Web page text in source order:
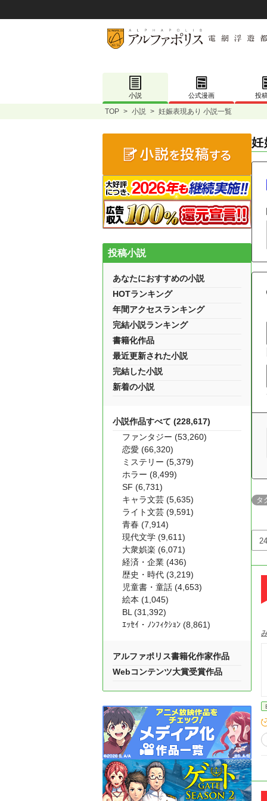
小説 公式漫画 投
TOP > 小説 > 妊娠表現あり 小説一覧
妊
タ
投稿小説
あなたにおすすめの小説
HOTランキング
年間アクセスランキング
完結小説ランキング
書籍化作品
最近更新された小説
完結した小説
新着の小説
小説作品すべて (228,617)
ファンタジー (53,260)
恋愛 (66,320)
ミステリー (5,379)
ホラー (8,499)
SF (6,731)
キャラ文芸 (5,635)
ライト文芸 (9,591)
青春 (7,914)
現代文学 (9,611)
大衆娯楽 (6,071)
経済・企業 (436)
歴史・時代 (3,219)
児童書・童話 (4,653)
絵本 (1,045)
BL (31,392)
ｴｯｾｲ・ﾉﾝﾌｨｸｼｮﾝ (8,861)
アルファポリス書籍化作家作品
Webコンテンツ大賞受賞作品